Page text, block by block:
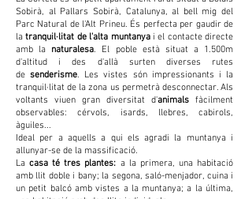
Sobirà, al Pallars Sobirà, Catalunya, al bell mig del
Parc Natural de l'Alt Prineu. És perfecta per gaudir de
latranquil·litat de l'alta muntanyai el contacte directe
amb la naturalesa. El poble està situat a 1.500m
d'altitud i des d'allà surten diverses rutes
desenderisme. Les vistes són impressionants i la
tranquil·litat de la zona us permetrà desconnectar. Als
voltants viuen gran diversitat d'animals fàcilment
observables: cérvols, isards, llebres, cabirols,
àguiles...
Ideal per a aquells a qui els agradi la muntanya i
allunyar-se de la massificació.
Lacasa té tres plantes: a la primera, una habitació
amb llit doble i bany; la segona, saló-menjador, cuina i
un petit balcó amb vistes a la muntanya; a la última,